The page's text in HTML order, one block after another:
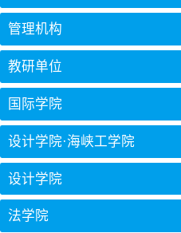
管理机构
教研单位
国际学院
设计学院·海峡工学院
设计学院
法学院